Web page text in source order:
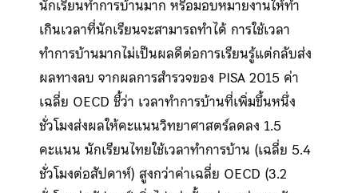
นักเรียนทำการบ้านมาก หรือมอบหมายงานให้ทำ
เกินเวลาที่นักเรียนจะสามารถทำได้ การใช้เวลา
ทำการบ้านมากไม่เป็นผลดีต่อการเรียนรู้แต่กลับส่ง
ผลทางลบ จากผลการสำรวจของ PISA 2015 ค่า
เฉลี่ย OECD ชี้ว่า เวลาทำการบ้านที่เพิ่มขึ้นหนึ่ง
ชั่วโมงส่งผลให้คะแนนวิทยาศาสตร์ลดลง 1.5
คะแนน นักเรียนไทยใช้เวลาทำการบ้าน (เฉลี่ย 5.4
ชั่วโมงต่อสัปดาห์) สูงกว่าค่าเฉลี่ย OECD (3.2